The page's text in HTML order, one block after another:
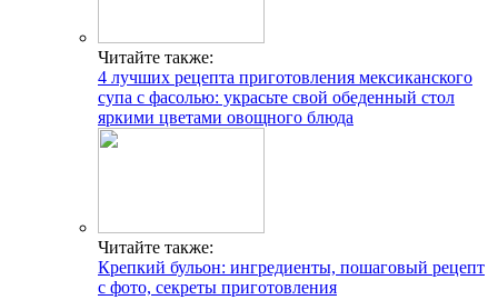
Читайте также:
4 лучших рецепта приготовления мексиканского
супа с фасолью: украсьте свой обеденный стол
яркими цветами овощного блюда
Читайте также:
Крепкий бульон: ингредиенты, пошаговый рецепт
с фото, секреты приготовления